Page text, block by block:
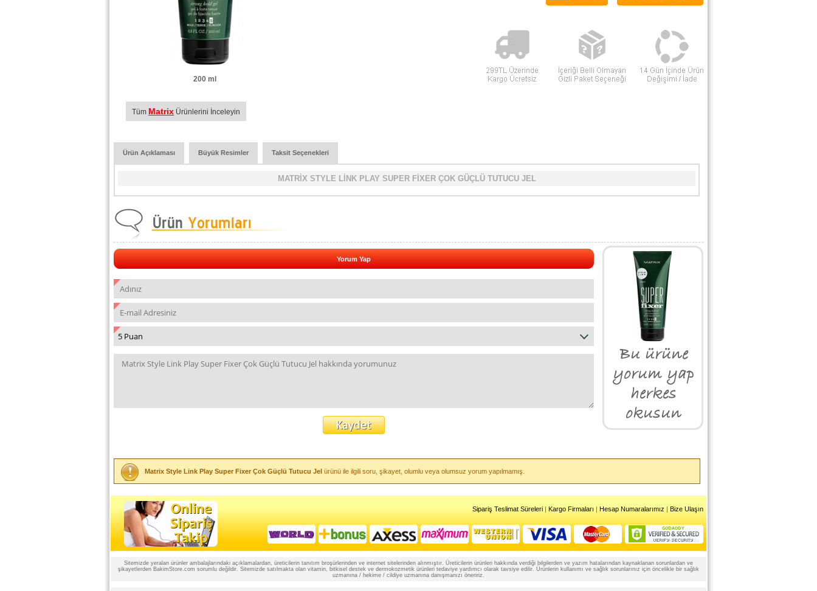
200 ml
Tüm Matrix Ürünlerini İnceleyin
Ürün Açıklaması Büyük Resimler Taksit Seçenekleri
MATRİX STYLE LİNK PLAY SUPER FİXER ÇOK GÜÇLÜ TUTUCU JEL
Yorum Yap
Matrix Style Link Play Super Fixer Çok Güçlü Tutucu Jel ürünü ile ilgili soru, şikayet, olumlu veya olumsuz yorum yapılmamış.
Sipariş Teslimat Süreleri | Kargo Firmaları | Hesap Numaralarımız | Bize Ulaşın
Sitemizde yeralan ürünler ambalajlarındaki açıklamalardan, üreticilerin tanıtım broşürlerinden ve internet sitelerinden alınmıştır. Üreticilerin ürünleri hakkında verdiği bilgilerden ve yazım hatalarından kaynaklanan sorunlardan ve
şikayetlerden BakimStore.com sorumlu değildir. Sitemizde satılmakta olan vitamin, bitkisel destek ve dermokozmetik ürünleri tedaviye yardımcı olarak tavsiye edilir. Ürünlerin kullanımı ve sağlık sorunlarınız için öncelikle bir sağlık
uzmanına / hekime / cildiye uzmanına danışmanızı öneririz.